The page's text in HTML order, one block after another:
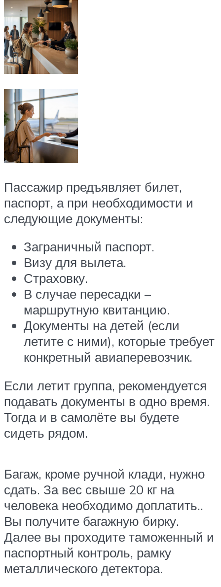
Пассажир предъявляет билет,
паспорт, а при необходимости и
следующие документы:
Заграничный паспорт.
Визу для вылета.
Страховку.
В случае пересадки –
маршрутную квитанцию.
Документы на детей (если
летите с ними), которые требует
конкретный авиаперевозчик.
Если летит группа, рекомендуется
подавать документы в одно время.
Тогда и в самолёте вы будете
сидеть рядом.
Багаж, кроме ручной клади, нужно
сдать. За вес свыше 20 кг на
человека необходимо доплатить..
Вы получите багажную бирку.
Далее вы проходите таможенный и
паспортный контроль, рамку
металлического детектора.